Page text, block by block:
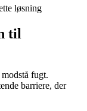
løsning
til
fugt.
barriere, der